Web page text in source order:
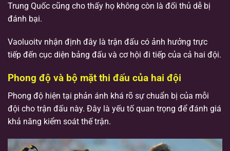
Trung Quốc cũng cho thấy họ không còn là đối thủ dễ bị
đánh bại.
Vaoluoitv nhận định đây là trận đấu có ảnh hưởng trực
tiếp đến cục diện bảng đấu và cơ hội đi tiếp của cả hai đội.
Phong độ và bộ mặt thi đấu của hai đội
Phong độ hiện tại phản ánh khá rõ sự chuẩn bị của mỗi
đội cho trận đấu này. Đây là yếu tố quan trọng để đánh giá
khả năng kiểm soát thế trận.